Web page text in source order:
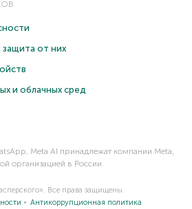
защита от них
и облачных сред
Meta AI принадлежат компании Meta,
организацией в России.
Все права защищены.
Антикоррупционная политика